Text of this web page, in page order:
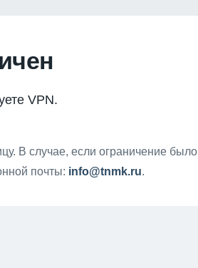
VPN.
В случае, если ограничение было
почты: info@tnmk.ru.